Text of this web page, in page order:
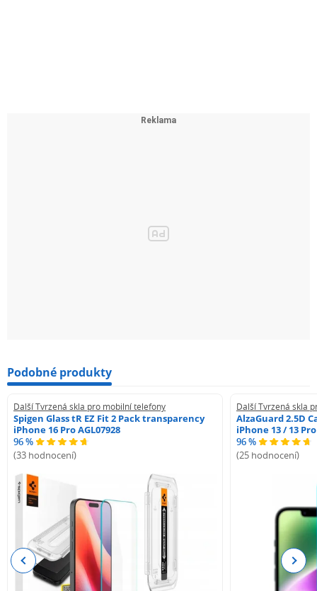
Podobné produkty
Další Tvrzená skla pro mobilní telefony
Spigen Glass tR EZ Fit 2 Pack transparency
iPhone 16 Pro AGL07928
96 %
(33 hodnocení)
Další Tvrzená skla
AlzaGuard 2.5D
iPhone 13 / 13 Pro
96 %
(25 hodnocení)
Previous Next